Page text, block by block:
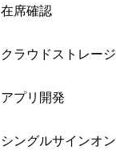
在席確認
クラウドストレージ
アプリ開発
シングルサインオン